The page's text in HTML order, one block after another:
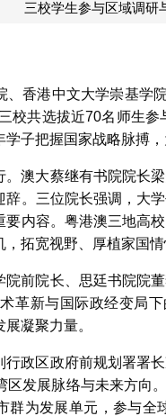
、香港中文大学崇基学
校共选拔近70名师生
子把握国家战略脉搏
。澳大蔡继有书院院长
辞。三位院长强调，大
要内容。粤港澳三地高
拓宽视野、厚植家国情
院前院长、思廷书院院
革新与国际政经变局
凝聚力量。
行政区政府前规划署署
发展脉络与未来方向
群为发展单元，参与